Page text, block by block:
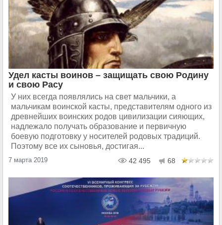
Удел касты воинов – защищать свою Родину
и свою Расу
У них всегда появлялись на свет мальчики, а
мальчикам воинской касты, представителям одного из
древнейших воинских родов цивилизации сияющих,
надлежало получать образование и первичную
боевую подготовку у носителей родовых традиций.
Поэтому все их сыновья, достигая...
7 марта 2019 42 495 68